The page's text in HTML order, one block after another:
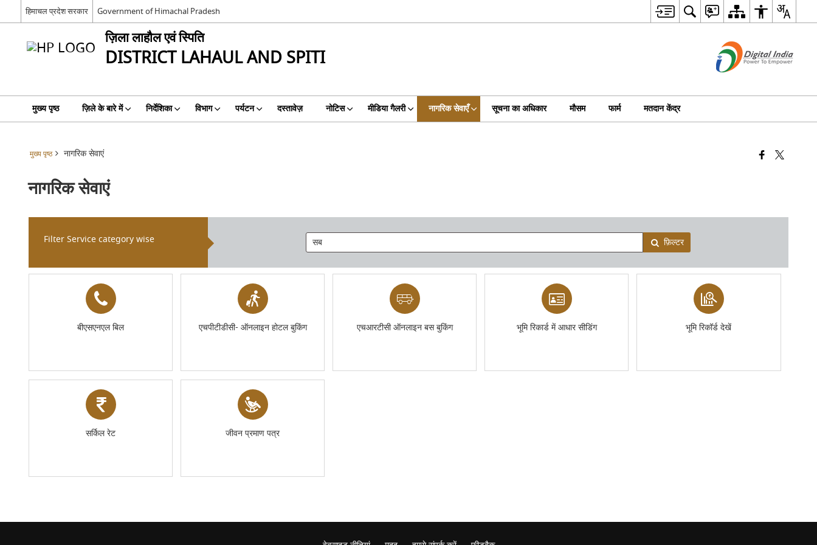
हिमाचल प्रदेश सरकार Government of Himachal Pradesh
ज़िला लाहौल एवं स्पिति
DISTRICT LAHAUL AND SPITI
मुख्य पृष्ठ ज़िले के बारे में निर्देशिका विभाग पर्यटन दस्तावेज़ नोटिस मीडिया गैलरी नागरिक सेवाएँ सूचना का अधिकार मौसम फार्म मतदान केंद्र
मुख्य पृष्ठ नागरिक सेवाएं
नागरिक सेवाएं
Filter Service category wise फ़िल्टर
बीएसएनएल बिल एचपीटीडीसी- ऑनलाइन होटल बुकिंग एचआरटीसी ऑनलाइन बस बुकिंग भूमि रिकार्ड में आधार सीडिंग भूमि रिकॉर्ड देखें
सर्किल रेट जीवन प्रमाण पत्र